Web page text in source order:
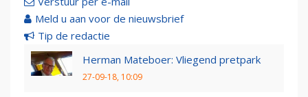
Meld u aan voor de nieuwsbrief
Tip de redactie
Herman Mateboer: Vliegend pretpark
27-09-18, 10:09